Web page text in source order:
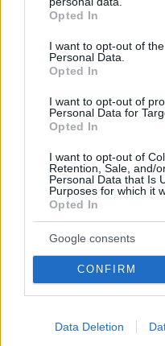
grant or deny consent to
use your data for below
consent section.
Opted In
I want to opt-out of
Personal Data.
Opted In
I want to opt-out of
Personal Data for
Opted In
I want to opt-out of
Retention, Sale, and/
Personal Data that Is
Purposes for which it
Opted In
Google consents
CONFIRM
Data Deletion
Καρέ-καρέ η ανάλυση
με νεκρούς μητέρα και
08.08.2026, 08:36